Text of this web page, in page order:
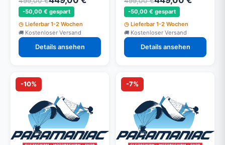
185
-50,00 € gespart
Lieferbar 1-2 Wochen
Kostenloser Versand
Details ansehen
185
-50,00 € gespart
Lieferbar 1-2 Wochen
Kostenloser Versand
Details ansehen
-10% -7%